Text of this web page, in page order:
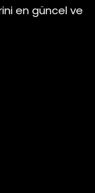
en güncel ve